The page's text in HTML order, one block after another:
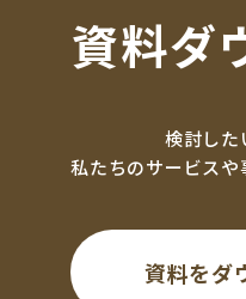
資料ダ
検討した
私たちのサービスや
資料をダ